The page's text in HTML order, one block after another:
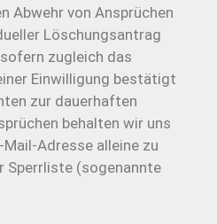
Abwehr von Ansprüchen
Löschungsantrag
zugleich das
Einwilligung bestätigt
zur dauerhaften
behalten wir uns
Adresse alleine zu
Sperrliste (sogenannte